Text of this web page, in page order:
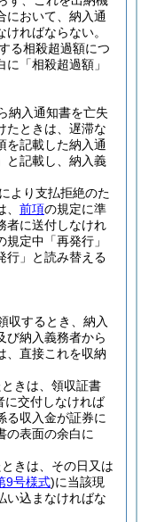
において、納入通
ればならない。
る相殺超過額につ
「相殺超過額」
納入通知書を亡失
たときは、遅滞な
を記載した納入通
と記載し、納入義
より支払拒絶のた
前項の規定に準
者に送付しなけれ
規定中「再発行」
行」と読み替える
収するとき、納入
び納入義務者から
、直接これを収納
きは、領収証書
に交付しなければ
る収入金が証券に
の表面の余白に
きは、その日又は
9号様式)に当該現
い込まなければな